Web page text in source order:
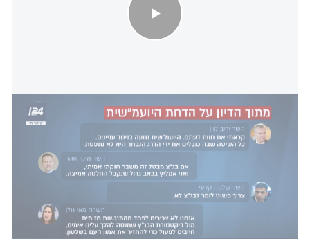
בן גביר חתם על קידומה בחודש דצמבר אך בהמשך
הודיע שהתחרט. למרות שחתם כבר אז, ולמרות ששאר
הקצינים שקודמו לדרגת סנ"צ קיבלו כבר דרגות -
המשטרה לא העניקה את הדרגה לסבן. מפכ"ל המשטרה
דני לוי אמר אז: " לא אוותר, הליך המינוי יושלם
מסר של גיבוי ממני לכל השוטרים".